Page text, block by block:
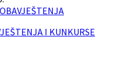
I KUNKURSE